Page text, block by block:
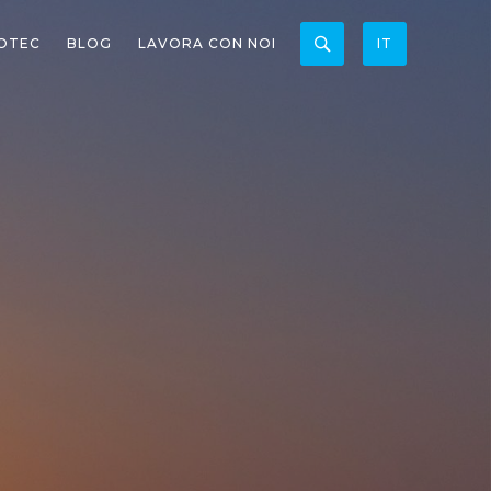
BLOG LAVORA CON NOI IT